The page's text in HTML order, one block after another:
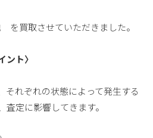
を買取させていただきました。
ント〉
それぞれの状態によって発生する
定に影響してきます。